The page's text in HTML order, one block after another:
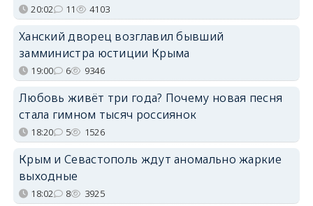
20:02 11 4103
Ханский дворец возглавил бывший
замминистра юстиции Крыма
19:00 6 9346
Любовь живёт три года? Почему новая песня
стала гимном тысяч россиянок
18:20 5 1526
Крым и Севастополь ждут аномально жаркие
выходные
18:02 8 3925